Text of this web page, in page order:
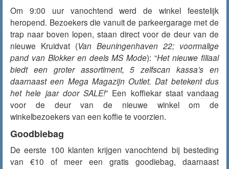
Om 9:00 uur vanochtend werd de winkel feestelijk
heropend. Bezoekers die vanuit de parkeergarage met de
trap naar boven lopen, staan direct voor de deur van de
nieuwe Kruidvat (Van Beuningenhaven 22; voormalige
pand van Blokker en deels MS Mode): “Het nieuwe filiaal
biedt een groter assortiment, 5 zelfscan kassa’s en
daarnaast een Mega Magazijn Outlet. Dat betekent dus
het hele jaar door SALE!” Een koffiekar staat vandaag
voor de deur van de nieuwe winkel om de
winkelbezoekers van een koffie te voorzien.
Goodbiebag
De eerste 100 klanten krijgenvanochtend bij besteding
van €10 of meer een gratis goodiebag, daarnaast